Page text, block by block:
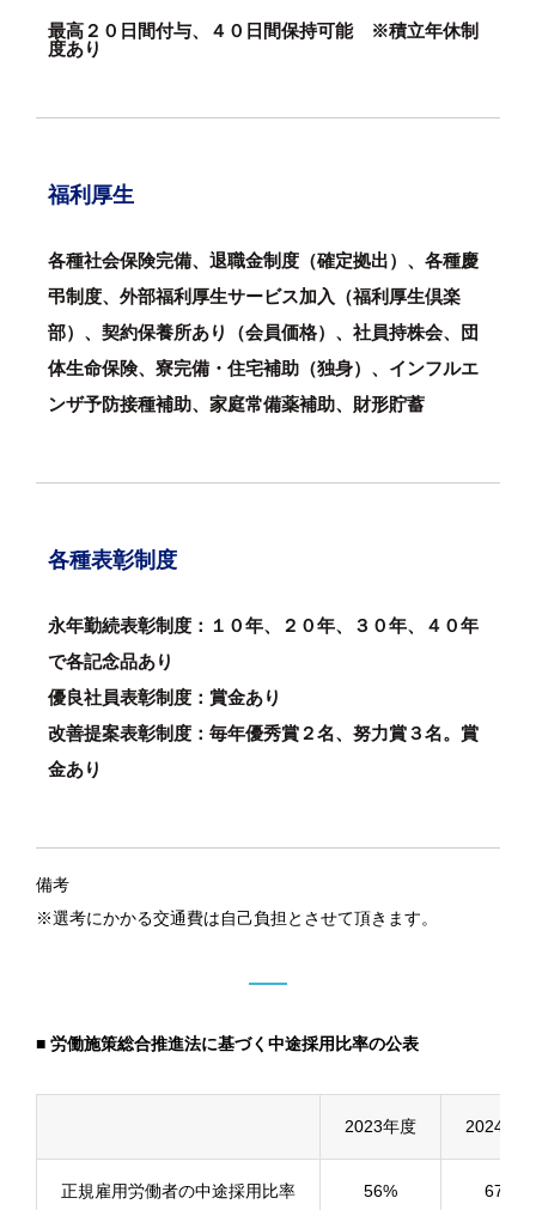
最高２０日間付与、４０日間保持可能 ※積立年休制
度あり
福利厚生
各種社会保険完備、退職金制度（確定拠出）、各種慶
弔制度、外部福利厚生サービス加入（福利厚生倶楽
部）、契約保養所あり（会員価格） 、社員持株会、団
体生命保険、寮完備・住宅補助（独身）、インフルエ
ンザ予防接種補助、家庭常備薬補助、財形貯蓄
各種表彰制度
永年勤続表彰制度：１０年、２０年、３０年、４０年
で各記念品あり
優良社員表彰制度：賞金あり
改善提案表彰制度：毎年優秀賞２名、努力賞３名。賞
金あり
備考
※選考にかかる交通費は自己負担とさせて頂きます。
■ 労働施策総合推進法に基づく中途採用比率の公表
2023年度 2024年度
正規雇用労働者の中途採用比率 56% 67%